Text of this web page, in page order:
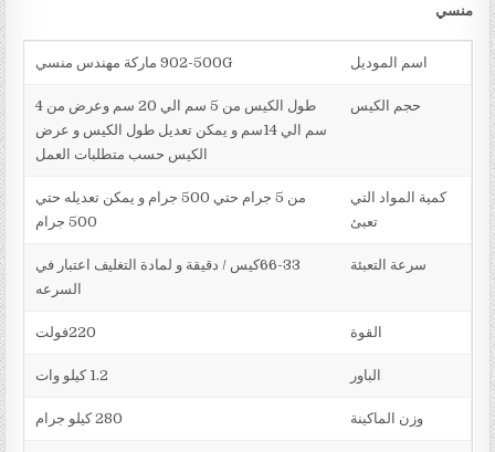
منسي
اسم الموديل 902-500G ماركة مهندس منسي
حجم الكيس
طول الكيس من 5 سم الي 20 سم وعرض من 4
سم الي 14سم و يمكن تعديل طول الكيس و عرض
الكيس حسب متطلبات العمل
كمية المواد التي
تعبئ
من 5 جرام حتي 500 جرام و يمكن تعديله حتي
500 جرام
سرعة التعبئة
66-33كيس / دقيقة و لمادة التغليف اعتبار في
السرعه
القوة
الباور 1.2 كيلو وات
وزن الماكينة